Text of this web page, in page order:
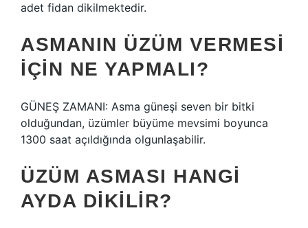
adet fidan dikilmektedir.
ASMANIN ÜZÜM VERMESI
IÇIN NE YAPMALI?
GÜNEŞ ZAMANI: Asma güneşi seven bir bitki
olduğundan, üzümler büyüme mevsimi boyunca
1300 saat açıldığında olgunlaşabilir.
ÜZÜM ASMASI HANGI
AYDA DIKILIR?